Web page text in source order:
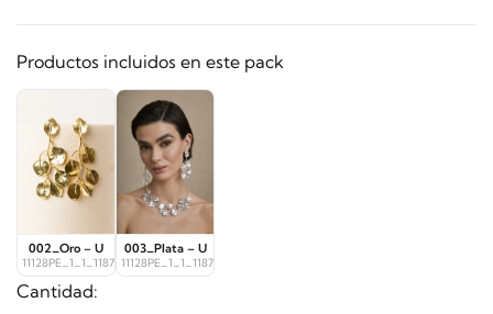
Productos incluidos en este pack
002_Oro – U
11128PE_1_1_11872
003_Plata – U
11128PE_1_1_11875
Cantidad: